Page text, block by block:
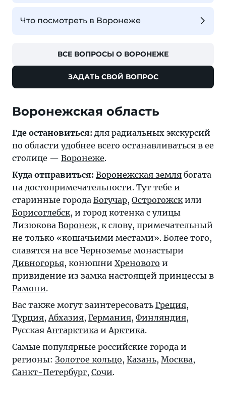
Что посмотреть в Воронеже
ВСЕ ВОПРОСЫ О ВОРОНЕЖЕ
ЗАДАТЬ СВОЙ ВОПРОС
Воронежская область
Где остановиться: для радиальных экскурсий
по области удобнее всего останавливаться в ее
столице — Воронеже.
Куда отправиться: Воронежская земля богата
на достопримечательности. Тут тебе и
старинные города Богучар, Острогожск или
Борисоглебск, и город котенка с улицы
Лизюкова Воронеж, к слову, примечательный
не только «кошачьими местами». Более того,
славятся на все Черноземье монастыри
Дивногорья, конюшни Хренового и
привидение из замка настоящей принцессы в
Рамони.
Вас также могут заинтересовать Греция,
Турция, Абхазия, Германия, Финляндия,
Русская Антарктика и Арктика.
Самые популярные российские города и
регионы: Золотое кольцо, Казань, Москва,
Санкт-Петербург, Сочи.